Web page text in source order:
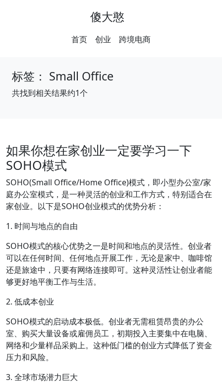
傻大憨
首页 创业 跨境电商
标签： Small Office
共找到相关结果约1个
如果你想在家创业一定要学习一下
SOHO模式
SOHO(Small Office/Home Office)模式，即小型办公室/家
庭办公室模式，是一种灵活的创业和工作方式，特别适合在
家创业。以下是SOHO创业模式的优势分析：
1. 时间与地点的自由
SOHO模式的核心优势之一是时间和地点的灵活性。创业者
可以在任何时间、任何地点开展工作，无论是家中、咖啡馆
还是旅途中，只要有网络连接即可。这种灵活性让创业者能
够更好地平衡工作与生活。
2. 低成本创业
SOHO模式的启动成本极低。创业者无需租赁昂贵的办公
室、购买大量设备或雇佣员工，初期投入主要集中在电脑、
网络和少量样品采购上。这种低门槛的创业方式降低了资金
压力和风险。
3. 全球市场潜力巨大